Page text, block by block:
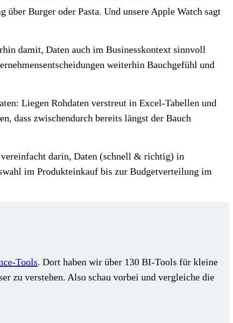
über Burger oder Pasta. Und unsere Apple Watch sagt
damit, Daten auch im Businesskontext sinnvoll
weiterhin Bauchgefühl und
Liegen Rohdaten verstreut in Excel-Tabellen und
dass zwischendurch bereits längst der Bauch
darin, Daten (schnell & richtig) in
im Produkteinkauf bis zur Budgetverteilung im
Tools. Dort haben wir über 130 BI-Tools für kleine
zu verstehen. Also schau vorbei und vergleiche die